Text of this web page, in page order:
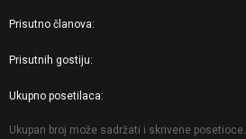
Prisutno članova
Prisutnih gostiju
Ukupno posetilaca
Ukupan broj može sadržati i skrivene posetioce.